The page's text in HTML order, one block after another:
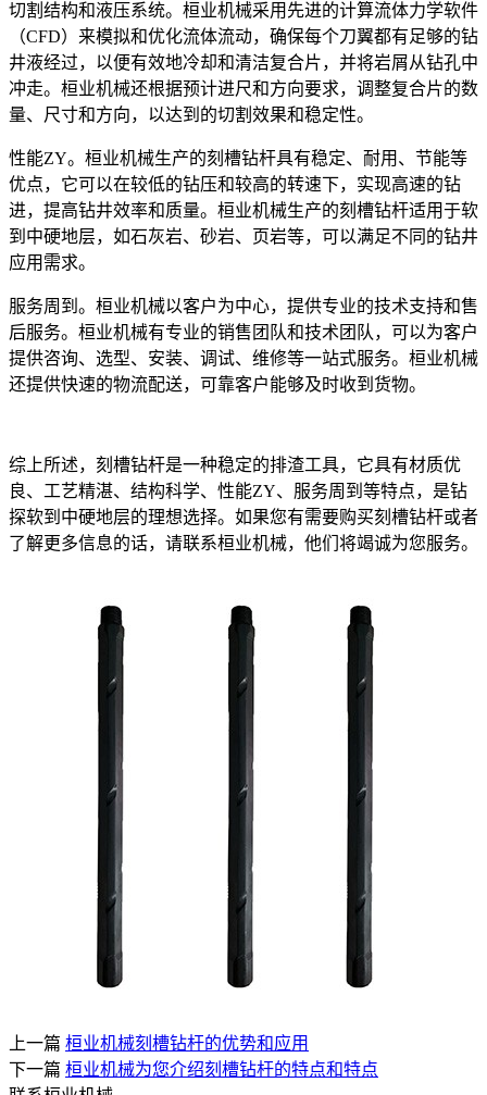
切割结构和液压系统。桓业机械采用先进的计算流体力学软件
（CFD）来模拟和优化流体流动，确保每个刀翼都有足够的钻
井液经过，以便有效地冷却和清洁复合片，并将岩屑从钻孔中
冲走。桓业机械还根据预计进尺和方向要求，调整复合片的数
量、尺寸和方向，以达到的切割效果和稳定性。
性能ZY。桓业机械生产的刻槽钻杆具有稳定、耐用、节能等
优点，它可以在较低的钻压和较高的转速下，实现高速的钻
进，提高钻井效率和质量。桓业机械生产的刻槽钻杆适用于软
到中硬地层，如石灰岩、砂岩、页岩等，可以满足不同的钻井
应用需求。
服务周到。桓业机械以客户为中心，提供专业的技术支持和售
后服务。桓业机械有专业的销售团队和技术团队，可以为客户
提供咨询、选型、安装、调试、维修等一站式服务。桓业机械
还提供快速的物流配送，可靠客户能够及时收到货物。
综上所述，刻槽钻杆是一种稳定的排渣工具，它具有材质优
良、工艺精湛、结构科学、性能ZY、服务周到等特点，是钻
探软到中硬地层的理想选择。如果您有需要购买刻槽钻杆或者
了解更多信息的话，请联系桓业机械，他们将竭诚为您服务。
上一篇 桓业机械刻槽钻杆的优势和应用
下一篇 桓业机械为您介绍刻槽钻杆的特点和特点